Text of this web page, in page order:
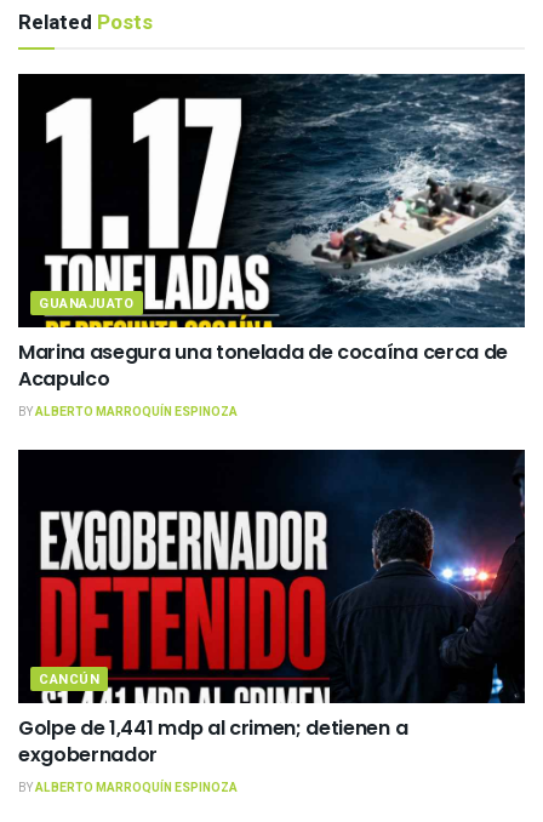
Related Posts
GUANAJUATO
Marina asegura una tonelada de cocaína cerca de
Acapulco
BYALBERTO MARROQUÍN ESPINOZA
CANCÚN
Golpe de 1,441 mdp al crimen; detienen a
exgobernador
BYALBERTO MARROQUÍN ESPINOZA